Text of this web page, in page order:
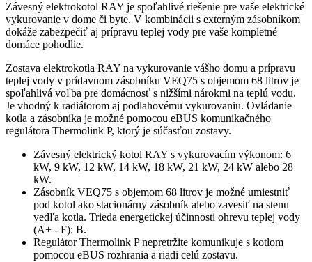
Závesný elektrokotol RAY je spoľahlivé riešenie pre vaše elektrické
vykurovanie v dome či byte. V kombinácii s externým zásobníkom
dokáže zabezpečiť aj prípravu teplej vody pre vaše kompletné
domáce pohodlie.
Zostava elektrokotla RAY na vykurovanie vášho domu a prípravu
teplej vody v prídavnom zásobníku VEQ75 s objemom 68 litrov je
spoľahlivá voľba pre domácnosť s nižšími nárokmi na teplú vodu.
Je vhodný k radiátorom aj podlahovému vykurovaniu. Ovládanie
kotla a zásobníka je možné pomocou eBUS komunikačného
regulátora Thermolink P, ktorý je súčasťou zostavy.
Závesný elektrický kotol RAY s vykurovacím výkonom: 6
kW, 9 kW, 12 kW, 14 kW, 18 kW, 21 kW, 24 kW alebo 28
kW.
Zásobník VEQ75 s objemom 68 litrov je možné umiestniť
pod kotol ako stacionárny zásobník alebo zavesiť na stenu
vedľa kotla. Trieda energetickej účinnosti ohrevu teplej vody
(A+ - F): B.
Regulátor Thermolink P nepretržite komunikuje s kotlom
pomocou eBUS rozhrania a riadi celú zostavu.